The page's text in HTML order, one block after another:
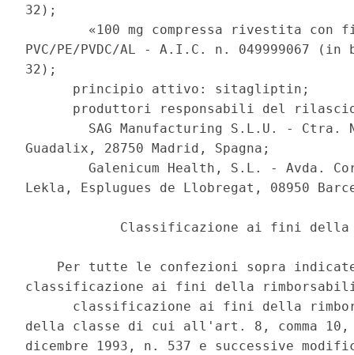
32);
«100 mg compressa rivestita con
PVC/PE/PVDC/AL - A.I.C. n. 049999067
32);
      principio attivo: sitagliptin;
produttori responsabili del
SAG Manufacturing S.L.U. - Ctra.
Guadalix, 28750 Madrid, Spagna;
Galenicum Health, S.L. - Avda.
Lekla, Esplugues de Llobregat, 08950
Classificazione ai fini
Per tutte le confezioni sopra
classificazione ai fini della
classificazione ai fini della
della classe di cui all'art. 8, comma
dicembre 1993, n. 537 e successive